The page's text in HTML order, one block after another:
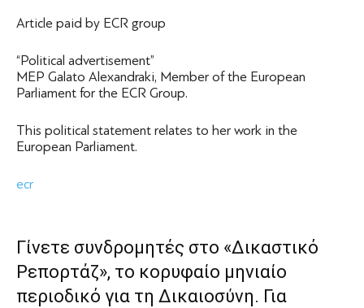
Article paid by ECR group
“Political advertisement”
MEP Galato Alexandraki, Member of the European
Parliament for the ECR Group.
This political statement relates to her work in the
European Parliament.
ecr
Γίνετε συνδρομητές στο «Δικαστικό
Ρεπορτάζ», το κορυφαίο μηνιαίο
περιοδικό για τη Δικαιοσύνη. Για